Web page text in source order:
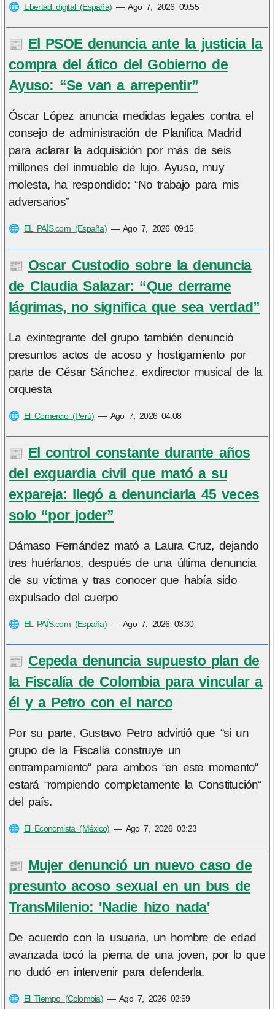
🌐 Libertad digital (España) —Ago 7, 2026 09:55
📰 El PSOE denuncia ante la justicia la
compra del ático del Gobierno de
Ayuso: “Se van a arrepentir”
Óscar López anuncia medidas legales contra el
consejo de administración de Planifica Madrid
para aclarar la adquisición por más de seis
millones del inmueble de lujo. Ayuso, muy
molesta, ha respondido: “No trabajo para mis
adversarios”
🌐 EL PAÍS.com (España)—Ago 7, 2026 09:15
📰 Oscar Custodio sobre la denuncia
de Claudia Salazar: “Que derrame
lágrimas, no significa que sea verdad”
La exintegrante del grupo también denunció
presuntos actos de acoso y hostigamiento por
parte de César Sánchez, exdirector musical de la
orquesta
🌐 El Comercio (Perú) — Ago 7, 2026 04:08
📰 El control constante durante años
del exguardia civil que mató a su
expareja: llegó a denunciarla 45 veces
solo “por joder”
Dámaso Fernández mató a Laura Cruz, dejando
tres huérfanos, después de una última denuncia
de su víctima y tras conocer que había sido
expulsado del cuerpo
🌐 EL PAÍS.com (España)—Ago 7, 2026 03:30
📰 Cepeda denuncia supuesto plan de
la Fiscalía de Colombia para vincular a
él y a Petro con el narco
Por su parte, Gustavo Petro advirtió que “si un
grupo de la Fiscalía construye un
entrampamiento“ para ambos “en este momento“
estará “rompiendo completamente la Constitución“
del país.
🌐 El Economista (México) — Ago 7, 2026 03:23
📰 Mujer denunció un nuevo caso de
presunto acoso sexual en un bus de
TransMilenio: 'Nadie hizo nada'
De acuerdo con la usuaria, un hombre de edad
avanzada tocó la pierna de una joven, por lo que
no dudó en intervenir para defenderla.
🌐 El Tiempo (Colombia)—Ago 7, 2026 02:59